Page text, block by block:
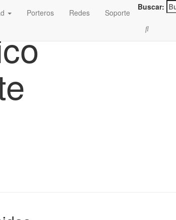
Porteros Redes Soporte
Buscar: